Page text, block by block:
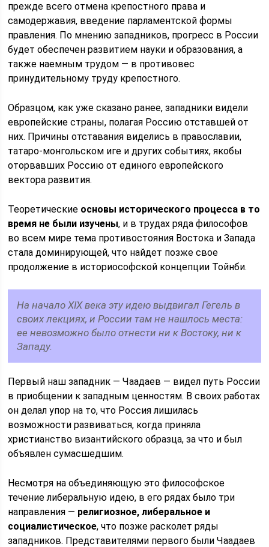
прежде всего отмена крепостного права и
самодержавия, введение парламентской формы
правления. По мнению западников, прогресс в России
будет обеспечен развитием науки и образования, а
также наемным трудом — в противовес
принудительному труду крепостного.
Образцом, как уже сказано ранее, западники видели
европейские страны, полагая Россию отставшей от
них. Причины отставания виделись в православии,
татаро-монгольском иге и других событиях, якобы
оторвавших Россию от единого европейского
вектора развития.
Теоретические основы исторического процесса в то
время не были изучены, и в трудах ряда философов
во всем мире тема противостояния Востока и Запада
стала доминирующей, что найдет позже свое
продолжение в историософской концепции Тойнби.
На начало XIX века эту идею выдвигал Гегель в
своих лекциях, и России там не нашлось места:
ее невозможно было отнести ни к Востоку, ни к
Западу.
Первый наш западник — Чаадаев — видел путь России
в приобщении к западным ценностям. В своих работах
он делал упор на то, что Россия лишилась
возможности развиваться, когда приняла
христианство византийского образца, за что и был
объявлен сумасшедшим.
Несмотря на объединяющую это философское
течение либеральную идею, в его рядах было три
направления — религиозное, либеральное и
социалистическое, что позже расколет ряды
западников. Представителями первого были Чаадаев